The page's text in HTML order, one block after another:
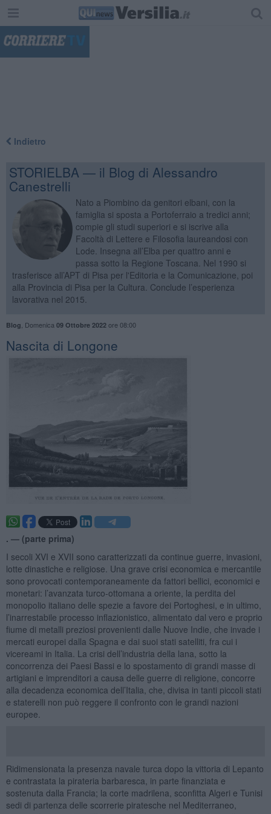
Indietro
STORIELBA — il Blog di Alessandro
Canestrelli
Nato a Piombino da genitori elbani, con la
famiglia si sposta a Portoferraio a tredici anni;
compie gli studi superiori e si iscrive alla
Facoltà di Lettere e Filosofia laureandosi con
Lode. Insegna all’Elba per quattro anni e
passa sotto la Regione Toscana. Nel 1990 si
trasferisce all’APT di Pisa per l'Editoria e la Comunicazione, poi
alla Provincia di Pisa per la Cultura. Conclude l’esperienza
lavorativa nel 2015.
Blog Domenica 09 Ottobre 2022ore 08:00
Nascita di Longone
. — (parte prima)
I secoli XVI e XVII sono caratterizzati da continue guerre, invasioni,
lotte dinastiche e religiose. Una grave crisi economica e mercantile
sono provocati contemporaneamente da fattori bellici, economici e
monetari: l’avanzata turco-ottomana a oriente, la perdita del
monopolio italiano delle spezie a favore dei Portoghesi, e in ultimo,
l’inarrestabile processo inflazionistico, alimentato dal vero e proprio
fiume di metalli preziosi provenienti dalle Nuove Indie, che invade i
mercati europei dalla Spagna e dai suoi stati satelliti, fra cui i
vicereami in Italia. La crisi dell’industria della lana, sotto la
concorrenza dei Paesi Bassi e lo spostamento di grandi masse di
artigiani e imprenditori a causa delle guerre di religione, concorre
alla decadenza economica dell’Italia, che, divisa in tanti piccoli stati
e staterelli non può reggere il confronto con le grandi nazioni
europee.
Ridimensionata la presenza navale turca dopo la vittoria di Lepanto
e contrastata la pirateria barbaresca, in parte finanziata e
sostenuta dalla Francia; la corte madrilena, sconfitta Algeri e Tunisi
sedi di partenza delle scorrerie piratesche nel Mediterraneo,